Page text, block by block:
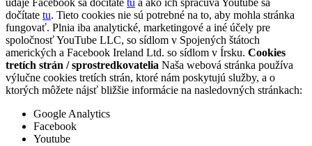
údaje Facebook sa dočítate tu a ako ich spracúva Youtube sa
dočítate tu. Tieto cookies nie sú potrebné na to, aby mohla stránka
fungovať. Plnia iba analytické, marketingové a iné účely pre
spoločnosť YouTube LLC, so sídlom v Spojených štátoch
amerických a Facebook Ireland Ltd. so sídlom v Írsku. Cookies
tretích strán / sprostredkovatelia Naša webová stránka používa
výlučne cookies tretích strán, ktoré nám poskytujú služby, a o
ktorých môžete nájsť bližšie informácie na nasledovných stránkach:
Google Analytics
Facebook
Youtube